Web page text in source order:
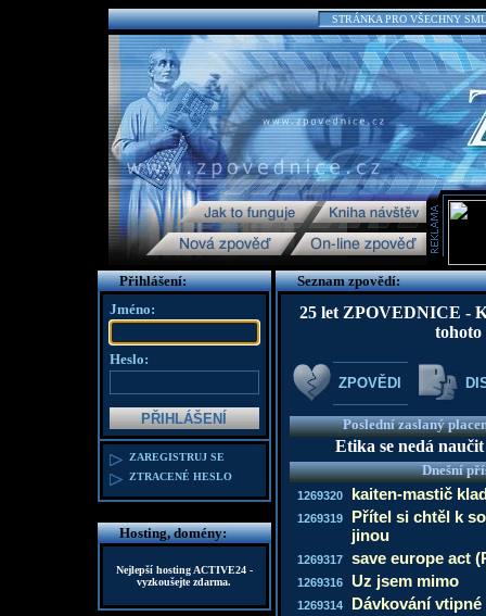
STRÁNKA PRO VŠECHNY
Seznam zpovědí:
25 let ZPOVEDNICE -
tohoto
ZPOVĚDI
Poslední zaslaný
Etika se nedá
Dnešní
1269320 kaiten-mastič
1269319
Přítel si chtěl k
jinou
1269317 save europe act
1269316 Uz jsem mimo
1269314 Dávkování vtipné
Přihlášení:
Jméno:
Heslo:
ZAREGISTRUJ SE
ZTRACENÉ HESLO
Hosting, domény:
Nejlepší hosting ACTIVE24-
vyzkoušejte zdarma.